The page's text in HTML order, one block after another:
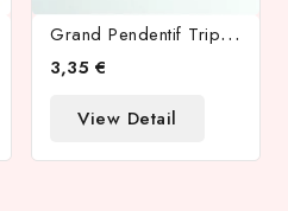
G
Rand Pendentif Triple Lune Acier Inoxydable Plaqué Or 18k
3,35 €
View Detail